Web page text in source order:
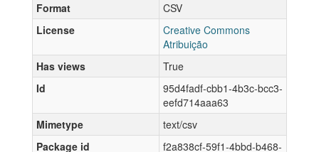
Format
CSV
License
Creative Commons
Atribuição
Has views
True
Id
95d4fadf-cbb1-4b3c-bcc3-
eefd714aaa63
Mimetype
text/csv
Package id
f2a838cf-59f1-4bbd-b468-